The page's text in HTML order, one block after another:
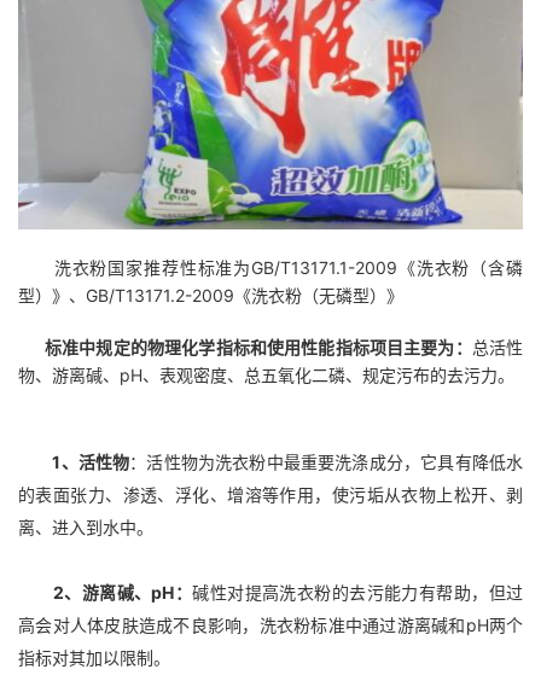
洗衣粉国家推荐性标准为GB/T13171.1-2009《洗衣粉（含磷
型）》、GB/T13171.2-2009《洗衣粉（无磷型）》
标准中规定的物理化学指标和使用性能指标项目主要为： 总活性
物、游离碱、pH、表观密度、总五氧化二磷、规定污布的去污力。
1、活性物：活性物为洗衣粉中最重要洗涤成分，它具有降低水
的表面张力、渗透、浮化、增溶等作用，使污垢从衣物上松开、剥
离、进入到水中。
2、游离碱、pH：碱性对提高洗衣粉的去污能力有帮助，但过
高会对人体皮肤造成不良影响，洗衣粉标准中通过游离碱和pH两个
指标对其加以限制。